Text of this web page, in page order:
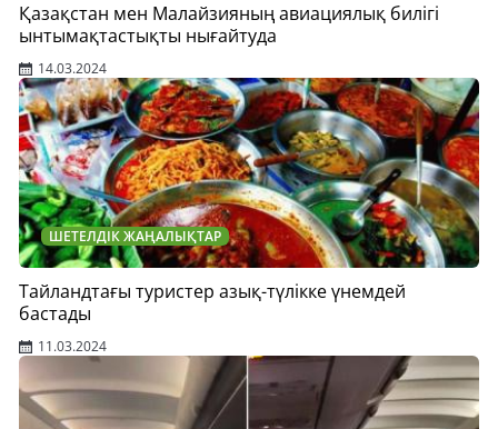
Қазақстан мен Малайзияның авиациялық билігі
ынтымақтастықты нығайтуда
14.03.2024
ШЕТЕЛДІК ЖАҢАЛЫҚТАР
Тайландтағы туристер азық-түлікке үнемдей
бастады
11.03.2024